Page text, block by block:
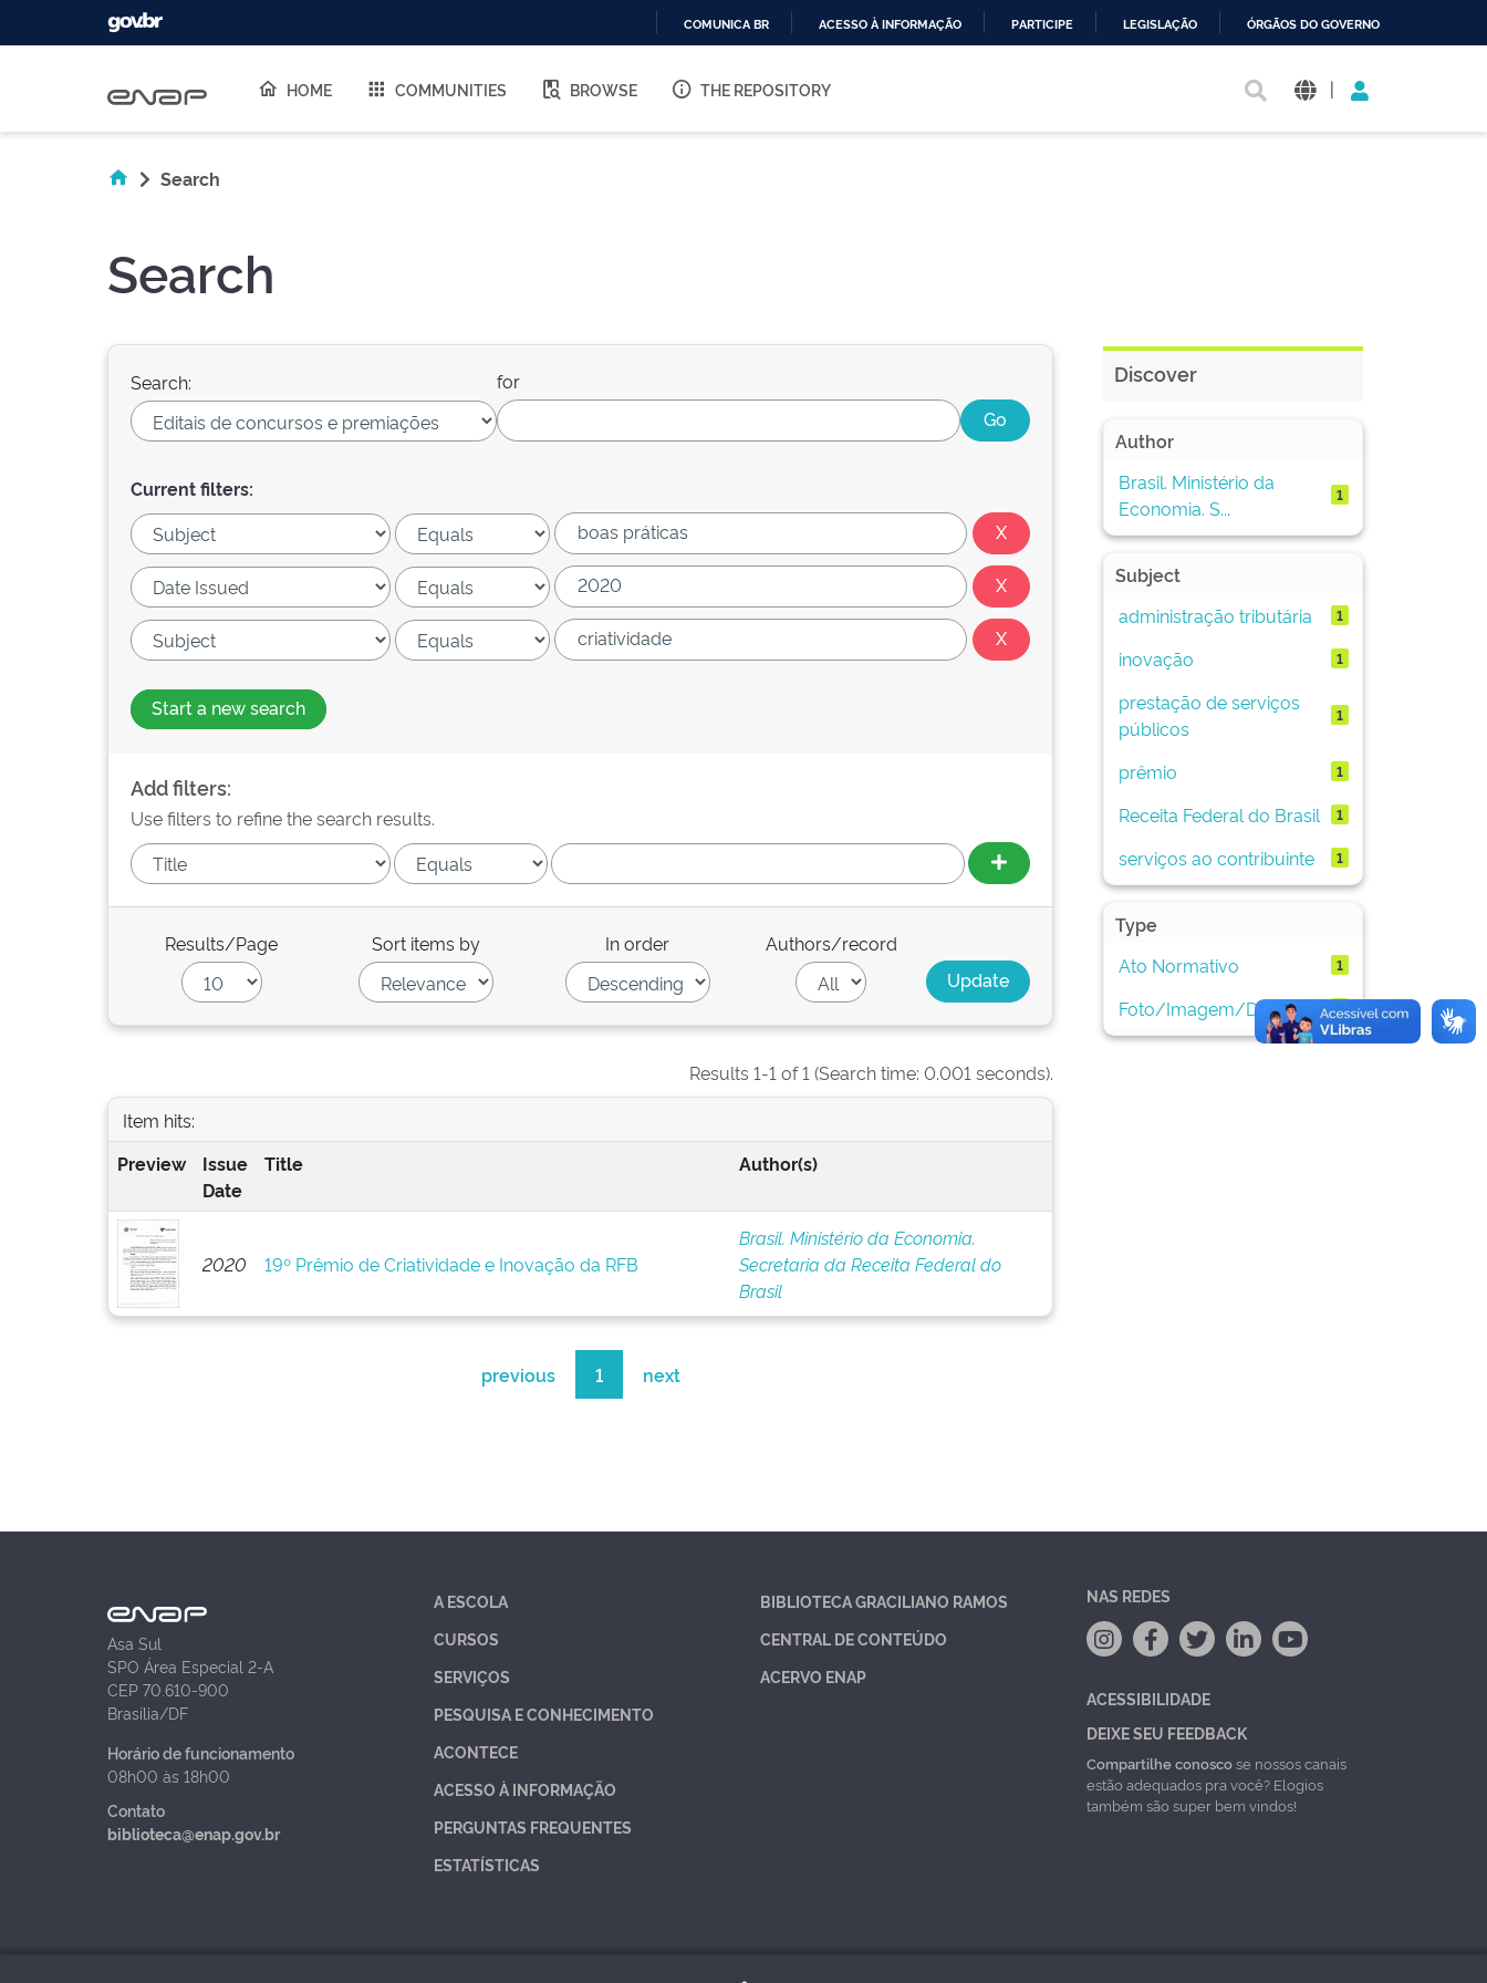
O
COMUNICA BR ACESSO À INFORMAÇÃO PARTICIPE LEGISLAÇÃO ÓRGÃOS DO GOVERNO
HOME COMMUNITIES BROWSE THE REPOSITORY |
Search
Search
Search: for
Current filters:
Start a new search
Add filters:
Use filters to refine the search results.
Results/Page Sort items by In order Authors/record
Results 1-1 of 1 (Search time: 0.001 seconds).
Item hits:
Preview
Issue
Date
Title Author(s)
2020 19º Prêmio de Criatividade e Inovação da RFB
Brasil. Ministério da Economia.
Secretaria da Receita Federal do
Brasil
previous 1 next
Discover
Author
Brasil. Ministério da
Economia. S...
1
Subject
administração tributária
1
inovação 1
prestação de serviços
públicos
1
prêmio 1
Receita Federal do Brasil 1
serviços ao contribuinte 1
Type
Ato Normativo
1
Foto/Imagem/Desenho 1
Asa Sul
SPO Área Especial 2-A
CEP 70.610-900
Brasília/DF
Horário de funcionamento
08h00 às 18h00
Contato
biblioteca@enap.gov.br
A ESCOLA
CURSOS
SERVIÇOS
PESQUISA E CONHECIMENTO
ACONTECE
ACESSO À INFORMAÇÃO
PERGUNTAS FREQUENTES
ESTATÍSTICAS
BIBLIOTECA GRACILIANO RAMOS
CENTRAL DE CONTEÚDO
ACERVO ENAP
NAS REDES
ACESSIBILIDADE
DEIXE SEU FEEDBACK
Compartilhe conoscose nossos canais
estão adequados pra você? Elogios
também são super bem vindos!